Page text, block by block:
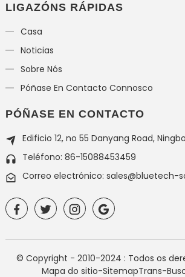
LIGAZÓNS RÁPIDAS
Casa
Noticias
Sobre Nós
Póñase En Contacto Connosco
PÓÑASE EN CONTACTO
Edificio 12, no 55 Danyang Road,
Teléfono: 86-15088453459
Correo electrónico: sales@bluetech-
© Copyright - 2010-2024 : Todos os
Mapa do sitio-SitemapTrans-